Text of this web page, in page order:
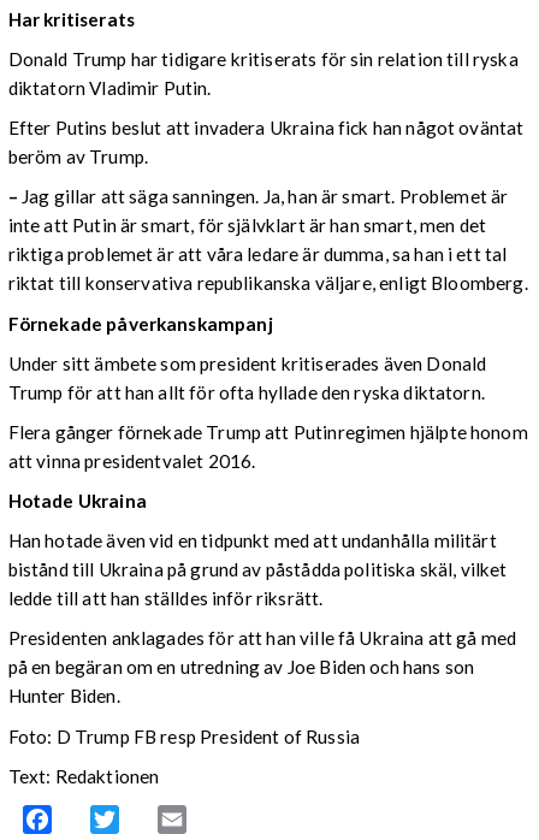
Har kritiserats
Donald Trump har tidigare kritiserats för sin relation till ryska
diktatorn Vladimir Putin.
Efter Putins beslut att invadera Ukraina fick han något oväntat
beröm av Trump.
– Jag gillar att säga sanningen. Ja, han är smart. Problemet är
inte att Putin är smart, för självklart är han smart, men det
riktiga problemet är att våra ledare är dumma, sa han i ett tal
riktat till konservativa republikanska väljare, enligt Bloomberg.
Förnekade påverkanskampanj
Under sitt ämbete som president kritiserades även Donald
Trump för att han allt för ofta hyllade den ryska diktatorn.
Flera gånger förnekade Trump att Putinregimen hjälpte honom
att vinna presidentvalet 2016.
Hotade Ukraina
Han hotade även vid en tidpunkt med att undanhålla militärt
bistånd till Ukraina på grund av påstådda politiska skäl, vilket
ledde till att han ställdes inför riksrätt.
Presidenten anklagades för att han ville få Ukraina att gå med
på en begäran om en utredning av Joe Biden och hans son
Hunter Biden.
Foto: D Trump FB resp President of Russia
Text: Redaktionen
Facebook Twitter